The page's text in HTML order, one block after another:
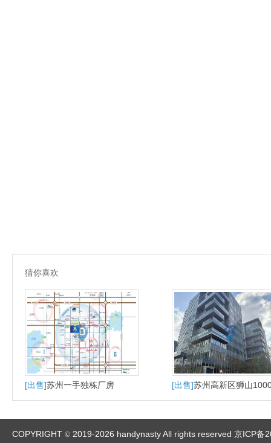
猜你喜欢
[出售]苏州一手独栋厂房 [出售]苏州高新区狮山
大平层户型适合研发办公
产
COPYRIGHT © 2019-2026 handynasty All rights reserved 京ICP备